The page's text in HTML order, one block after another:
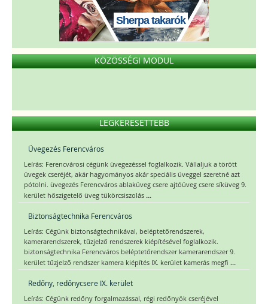
Sherpa takarók
KÖZÖSSÉGI MODUL
LEGKERESETTEBB
Üvegezés Ferencváros
Leírás: Ferencvárosi cégünk üvegezéssel foglalkozik. Vállaljuk a törött
üvegek cseréjét, akár hagyományos akár speciális üveggel szeretné azt
pótolni. üvegezés Ferencváros ablaküveg csere ajtóüveg csere síküveg 9.
kerület hőszigetelő üveg tükörcsiszolás ...
Biztonságtechnika Ferencváros
Leírás: Cégünk biztonságtechnikával, beléptetőrendszerek,
kamerarendszerek, tűzjelző rendszerek kiépítésével foglalkozik.
biztonságtechnika Ferencváros beléptetőrendszer kamerarendszer 9.
kerület tűzjelző rendszer kamera kiépítés IX. kerület kamerás megfi ...
Redőny, redőnycsere IX. kerület
Leírás: Cégünk redőny forgalmazással, régi redőnyök cseréjével